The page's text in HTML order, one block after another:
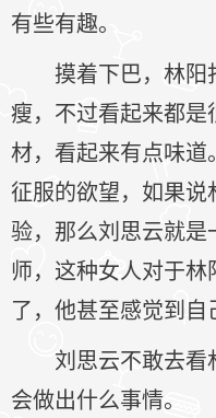
有些有趣。
摸着下巴，林
瘦，不过看起来都
材，看起来有点味
征服的欲望，如果
验，那么刘思云就
师，这种女人对于
了，他甚至感觉到自
刘思云不敢去
会做出什么事情。